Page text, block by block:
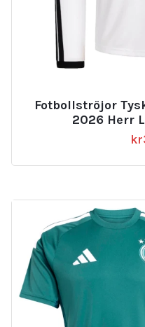
Fotbollströjor
2026 Herr
kr